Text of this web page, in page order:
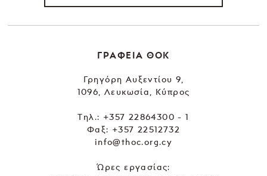
ΓΡΑΦΕΙΑ ΘΟΚ
Γρηγόρη Αυξεντίου 9,
1096, Λευκωσία, Κύπρος
Tηλ.: +357 22864300 - 1
Φαξ: +357 22512732
info@thoc.org.cy
Ώρες εργασίας: